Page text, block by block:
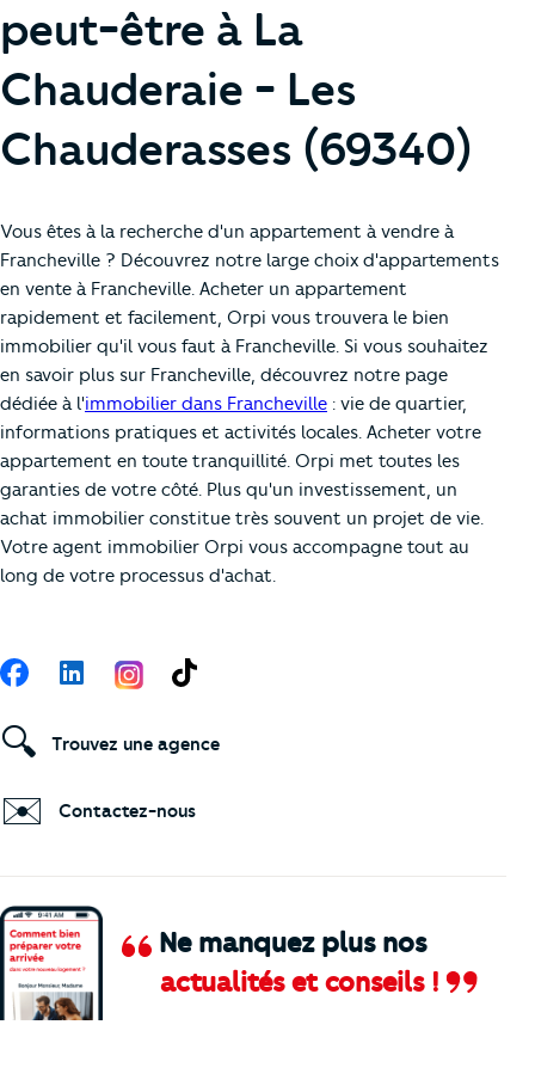
peut-être à La
Chauderaie - Les
Chauderasses (69340)
Vous êtes à la recherche d'un appartement à vendre à
Francheville ? Découvrez notre large choix d'appartements
en vente à Francheville. Acheter un appartement
rapidement et facilement, Orpi vous trouvera le bien
immobilier qu'il vous faut à Francheville. Si vous souhaitez
en savoir plus sur Francheville, découvrez notre page
dédiée à l'immobilier dans Francheville : vie de quartier,
informations pratiques et activités locales. Acheter votre
appartement en toute tranquillité. Orpi met toutes les
garanties de votre côté. Plus qu'un investissement, un
achat immobilier constitue très souvent un projet de vie.
Votre agent immobilier Orpi vous accompagne tout au
long de votre processus d'achat.
Ne manquez plus nos
actualités et conseils !
Suivez-nous
FacebookLinkedIn TikTok
🔍 Trouvez une agence
✉️ Contactez-nous